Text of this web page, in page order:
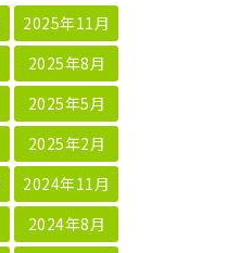
2025年11月
2025年8月
2025年5月
2025年2月
2024年11月
2024年8月